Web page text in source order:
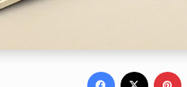
Facebook